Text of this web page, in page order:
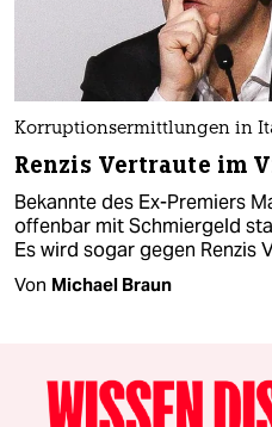
Korruptionsermittlungen in
Renzis Vertraute im
Bekannte des Ex-Premiers
offenbar mit Schmiergeld
Es wird sogar gegen Renzis
Von Michael Braun